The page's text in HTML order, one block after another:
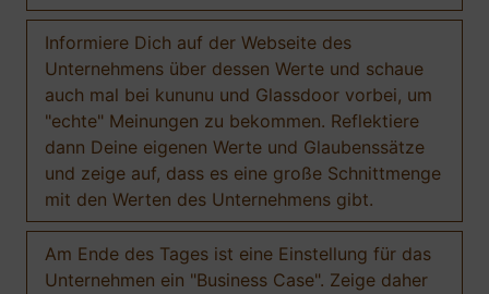
Informiere Dich auf der Webseite des
Unternehmens über dessen Werte und schaue
auch mal bei kununu und Glassdoor vorbei, um
"echte" Meinungen zu bekommen. Reflektiere
dann Deine eigenen Werte und Glaubenssätze
und zeige auf, dass es eine große Schnittmenge
mit den Werten des Unternehmens gibt.
Am Ende des Tages ist eine Einstellung für das
Unternehmen ein "Business Case". Zeige daher